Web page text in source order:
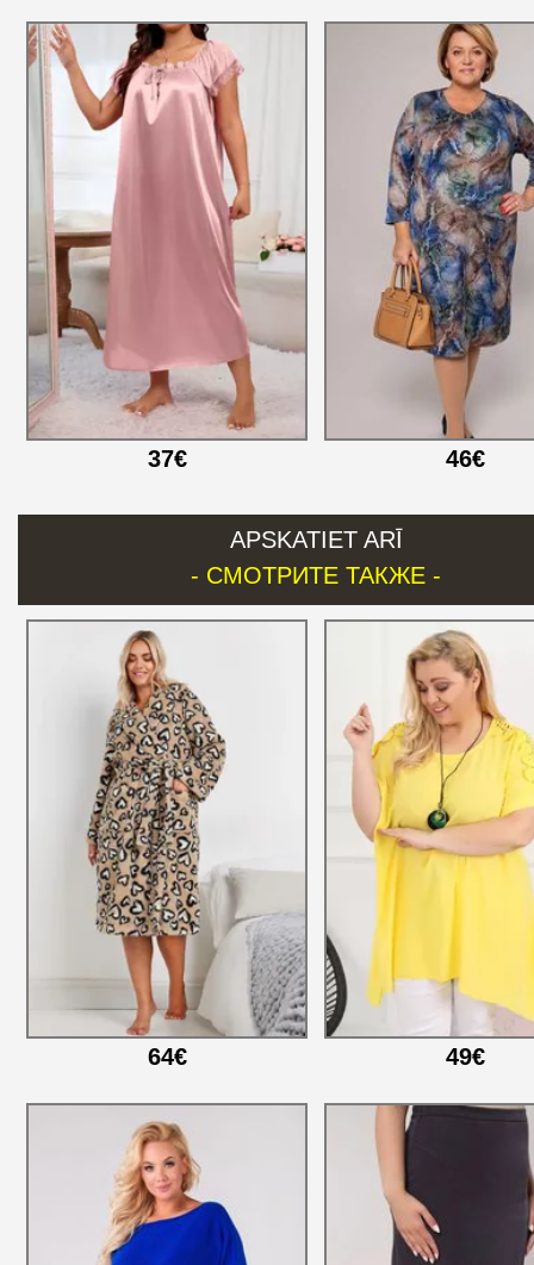
37€ 46€
APSKATIET ARĪ
- СМОТРИТЕ ТАКЖЕ -
64€ 49€